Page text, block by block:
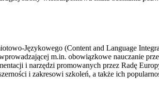
Językowego (Content and Language
m.in. obowiązkowe nauczanie
i narzędzi promowanych przez Radę
i zakresowi szkoleń, a także ich